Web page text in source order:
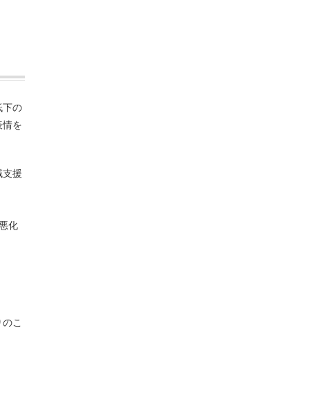
下の
情を
援
化
こ